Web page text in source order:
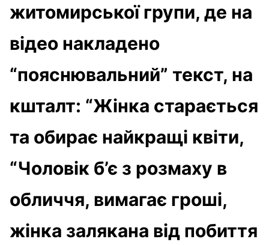
житомирської групи, де на
відео накладено
“пояснювальний” текст, на
кшталт: “Жінка старається
та обирає найкращі квіти,
“Чоловік б’є з розмаху в
обличчя, вимагає гроші,
жінка залякана від побиття